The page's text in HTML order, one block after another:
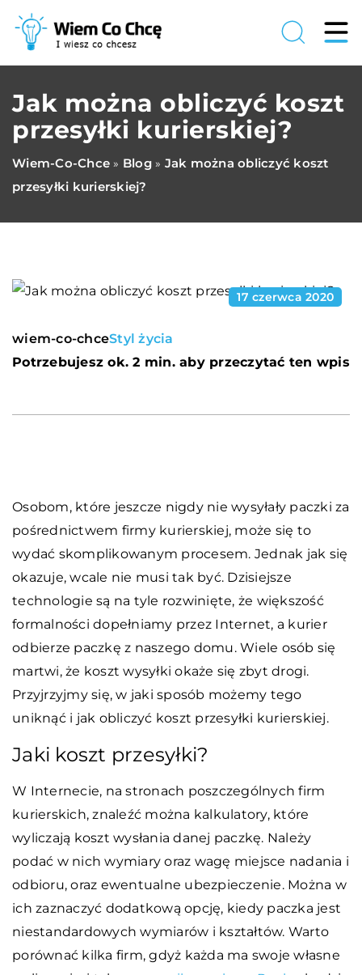
Jak można obliczyć koszt
przesyłki kurierskiej?
Wiem-Co-Chce » Blog» Jak można obliczyć koszt
przesyłki kurierskiej?
17 czerwca 2020
wiem-co-chceStyl życia
Potrzebujesz ok. 2 min. aby przeczytać ten wpis
Osobom, które jeszcze nigdy nie wysyłały paczki za
pośrednictwem firmy kurierskiej, może się to
wydać skomplikowanym procesem. Jednak jak się
okazuje, wcale nie musi tak być. Dzisiejsze
technologie są na tyle rozwinięte, że większość
formalności dopełniamy przez Internet, a kurier
odbierze paczkę z naszego domu. Wiele osób się
martwi, że koszt wysyłki okaże się zbyt drogi.
Przyjrzyjmy się, w jaki sposób możemy tego
uniknąć i jak obliczyć koszt przesyłki kurierskiej.
Jaki koszt przesyłki?
W Internecie, na stronach poszczególnych firm
kurierskich, znaleźć można kalkulatory, które
wyliczają koszt wysłania danej paczkę. Należy
podać w nich wymiary oraz wagę miejsce nadania i
odbioru, oraz ewentualne ubezpieczenie. Można w
ich zaznaczyć dodatkową opcję, kiedy paczka jest
niestandardowych wymiarów i kształtów. Warto
porównać kilka firm, gdyż każda ma swoje własne